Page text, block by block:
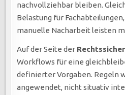
nachvollziehbar bleiben.
Belastung für
manuelle Nacharbeit leisten
Auf der Seite der
Workflows für eine
definierter Vorgaben. Regeln
angewendet, nicht situativ